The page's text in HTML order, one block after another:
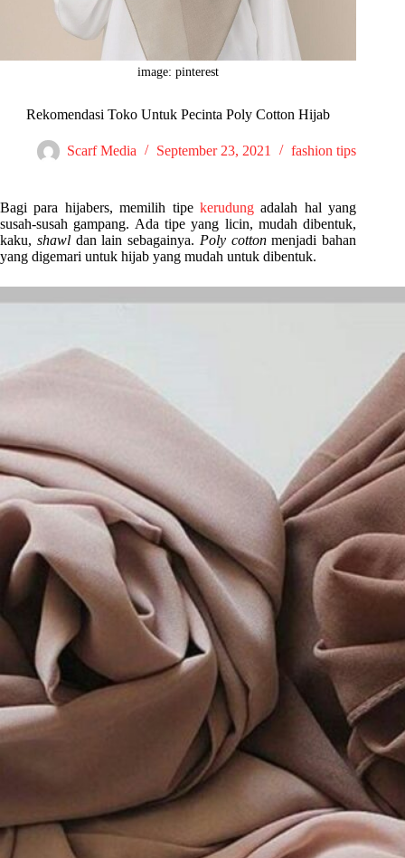
image: pinterest
Rekomendasi Toko Untuk Pecinta Poly Cotton Hijab
Scarf Media September 23, 2021 fashion tips
Bagi para hijabers, memilih tipekerudung adalah hal yang
susah-susah gampang. Ada tipe yang licin, mudah dibentuk,
kaku, shawldan lain sebagainya. Poly cottonmenjadi bahan
yang digemari untuk hijab yang mudah untuk dibentuk.